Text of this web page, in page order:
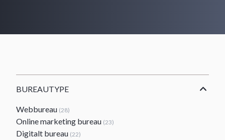
BUREAUTYPE
Webbureau (28)
Online marketing bureau (23)
Digitalt bureau (22)